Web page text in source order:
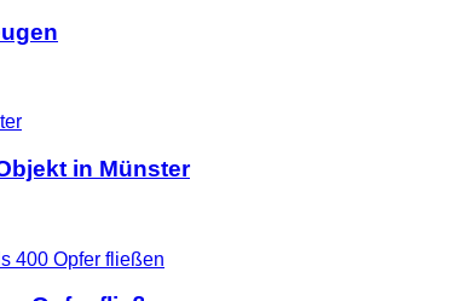
in Münster